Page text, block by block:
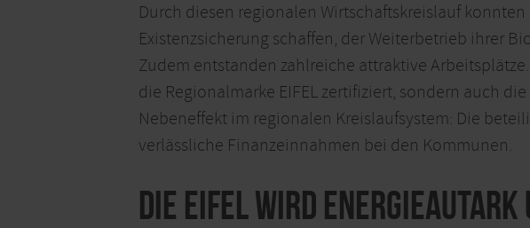
Durch diesen regionalen Wirtschaftskreislauf
Existenzsicherung schaffen, der Weiterbetrieb ihrer
Zudem entstanden zahlreiche attraktive
die Regionalmarke EIFEL zertifiziert, sondern auch
Nebeneffekt im regionalen Kreislaufsystem: Die
verlässliche Finanzeinnahmen bei den Kommunen.
Die Eifel wird